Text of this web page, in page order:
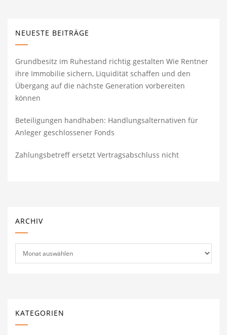
NEUESTE BEITRÄGE
Grundbesitz im Ruhestand richtig gestalten Wie Rentner
ihre Immobilie sichern, Liquidität schaffen und den
Übergang auf die nächste Generation vorbereiten
können
Beteiligungen handhaben: Handlungsalternativen für
Anleger geschlossener Fonds
Zahlungsbetreff ersetzt Vertragsabschluss nicht
ARCHIV
KATEGORIEN